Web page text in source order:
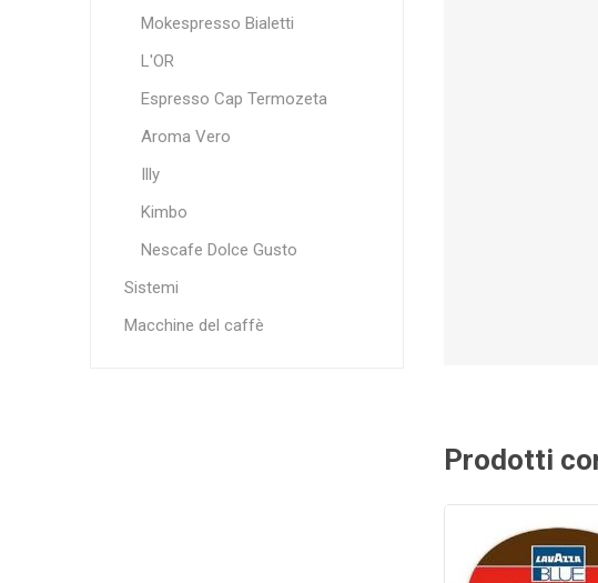
Prodotti
Mokespresso Bialetti
L'OR
Espresso Cap Termozeta
Aroma Vero
Illy
Kimbo
Nescafe Dolce Gusto
Sistemi
Macchine del caffè